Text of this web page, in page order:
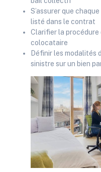
S’assurer que
listé dans le contrat
Clarifier la procédure
colocataire
Définir les modalités
sinistre sur un bien